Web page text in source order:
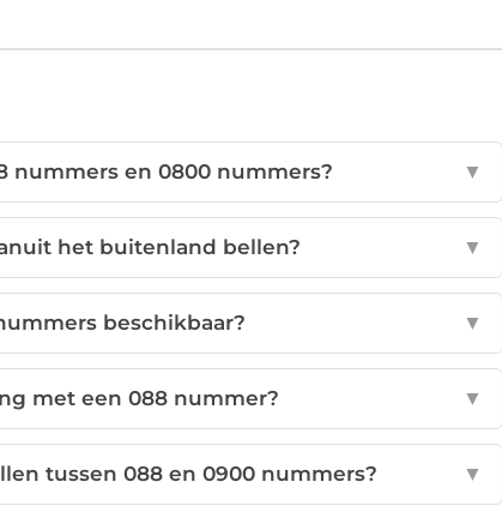
nummers en 0800 nummers? ▼
het buitenland bellen? ▼
beschikbaar? ▼
met een 088 nummer? ▼
tussen 088 en 0900 nummers? ▼